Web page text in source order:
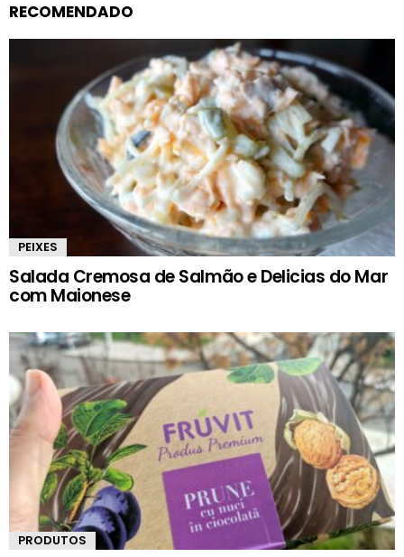
RECOMENDADO
PEIXES
Salada Cremosa de Salmão e Delicias do Mar
com Maionese
PRODUTOS